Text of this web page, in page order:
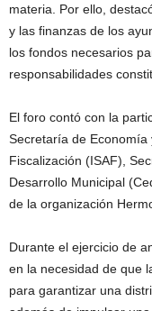
materia. Por ello,
y las finanzas de los
los fondos necesarios
responsabilidades
El foro contó con la
Secretaría de Economía
Fiscalización (ISAF),
Desarrollo Municipal
de la organización
Durante el ejercicio de
en la necesidad de que
para garantizar una